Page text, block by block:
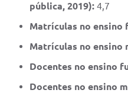
pública, 2019): 4,7
Matrículas no ensino
Matrículas no ensino
Docentes no ensino
Docentes no ensino